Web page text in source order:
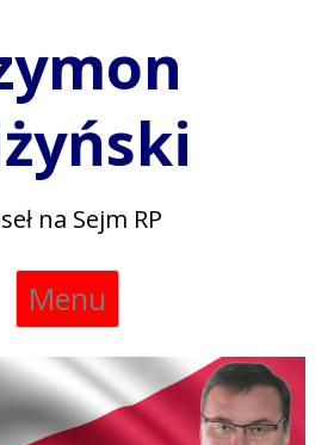
na Sejm RP
Menu
Skip